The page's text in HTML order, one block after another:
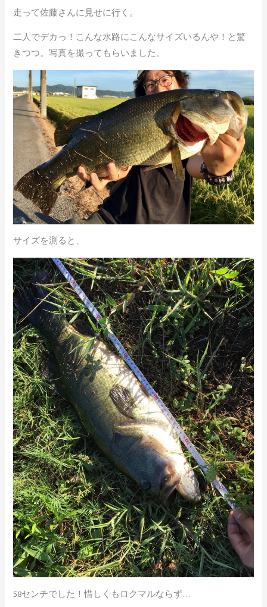
走って佐藤さんに見せに行く。
二人でデカっ！こんな水路にこんなサイズいるんや！と驚
きつつ。写真を撮ってもらいました。
サイズを測ると、
58センチでした！惜しくもロクマルならず…